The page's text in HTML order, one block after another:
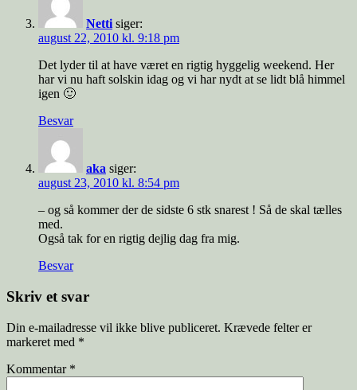
Netti siger:
august 22, 2010 kl. 9:18 pm
Det lyder til at have været en rigtig hyggelig weekend. Her
har vi nu haft solskin idag og vi har nydt at se lidt blå himmel
igen 🙂
Besvar
aka siger:
august 23, 2010 kl. 8:54 pm
– og så kommer der de sidste 6 stk snarest ! Så de skal tælles
med.
Også tak for en rigtig dejlig dag fra mig.
Besvar
Skriv et svar
Din e-mailadresse vil ikke blive publiceret. Krævede felter er
markeret med *
Kommentar *